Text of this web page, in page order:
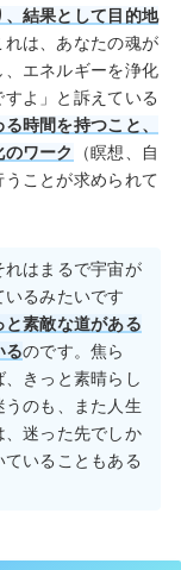
結果として目的地
は、あなたの魂が
、エネルギーを浄化
よ」と訴えている
時間を持つこと、
ワーク
（瞑想、自
ことが求められて
れはまるで宇宙が
るみたいです
と素敵な道がある
るのです。焦ら
きっと素晴らし
のも、また人生
迷った先でしか
いることもある